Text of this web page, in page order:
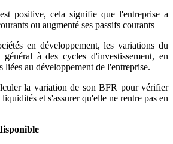
positive, cela signifie que l'entreprise a
ou augmenté ses passifs courants
en développement, les variations du
à des cycles d'investissement, en
liées au développement de l'entreprise.
la variation de son BFR pour vérifier
et s'assurer qu'elle ne rentre pas en